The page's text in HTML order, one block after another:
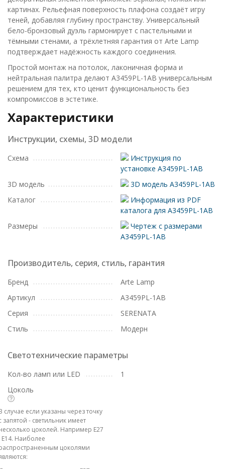
картинах. Рельефная поверхность плафона создаёт игру
теней, добавляя глубину пространству. Универсальный
бело-бронзовый дуэль гармонирует с пастельными и
тёмными стенами, а трёхлетняя гарантия от Arte Lamp
подтверждает надёжность каждого соединения.
Простой монтаж на потолок, лаконичная форма и
нейтральная палитра делают A3459PL-1AB универсальным
решением для тех, кто ценит функциональность без
компромиссов в эстетике.
Характеристики
Инструкции, схемы, 3D модели
Схема
Инструкция по
установке A3459PL-1AB
3D модель
3D модель A3459PL-1AB
Каталог
Информация из PDF
каталога для A3459PL-1AB
Размеры
Чертеж с размерами
A3459PL-1AB
Производитель, серия, стиль, гарантия
Бренд
Arte Lamp
Артикул
A3459PL-1AB
Серия
SERENATA
Стиль
Модерн
Светотехнические параметры
Кол-во ламп или LED
1
Цоколь
случае если указаны через точку
запятой - светильник имеет
цоколей. Например E27
E14. Наиболее
цоколями